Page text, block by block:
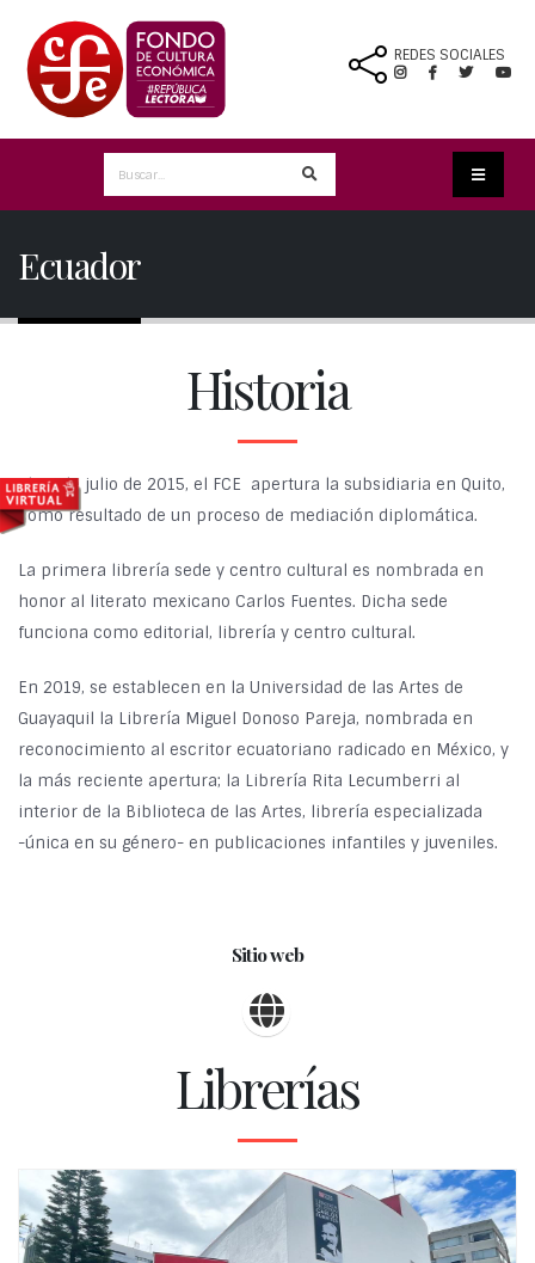
REDES SOCIALES
Ecuador
Historia
El 21 de julio de 2015, el FCE apertura la subsidiaria en Quito,
como resultado de un proceso de mediación diplomática.
La primera librería sede y centro cultural es nombrada en
honor al literato mexicano Carlos Fuentes. Dicha sede
funciona como editorial, librería y centro cultural.
En 2019, se establecen en la Universidad de las Artes de
Guayaquil la Librería Miguel Donoso Pareja, nombrada en
reconocimiento al escritor ecuatoriano radicado en México, y
la más reciente apertura; la Librería Rita Lecumberri al
interior de la Biblioteca de las Artes, librería especializada
-única en su género- en publicaciones infantiles y juveniles.
Sitio web
Librerías